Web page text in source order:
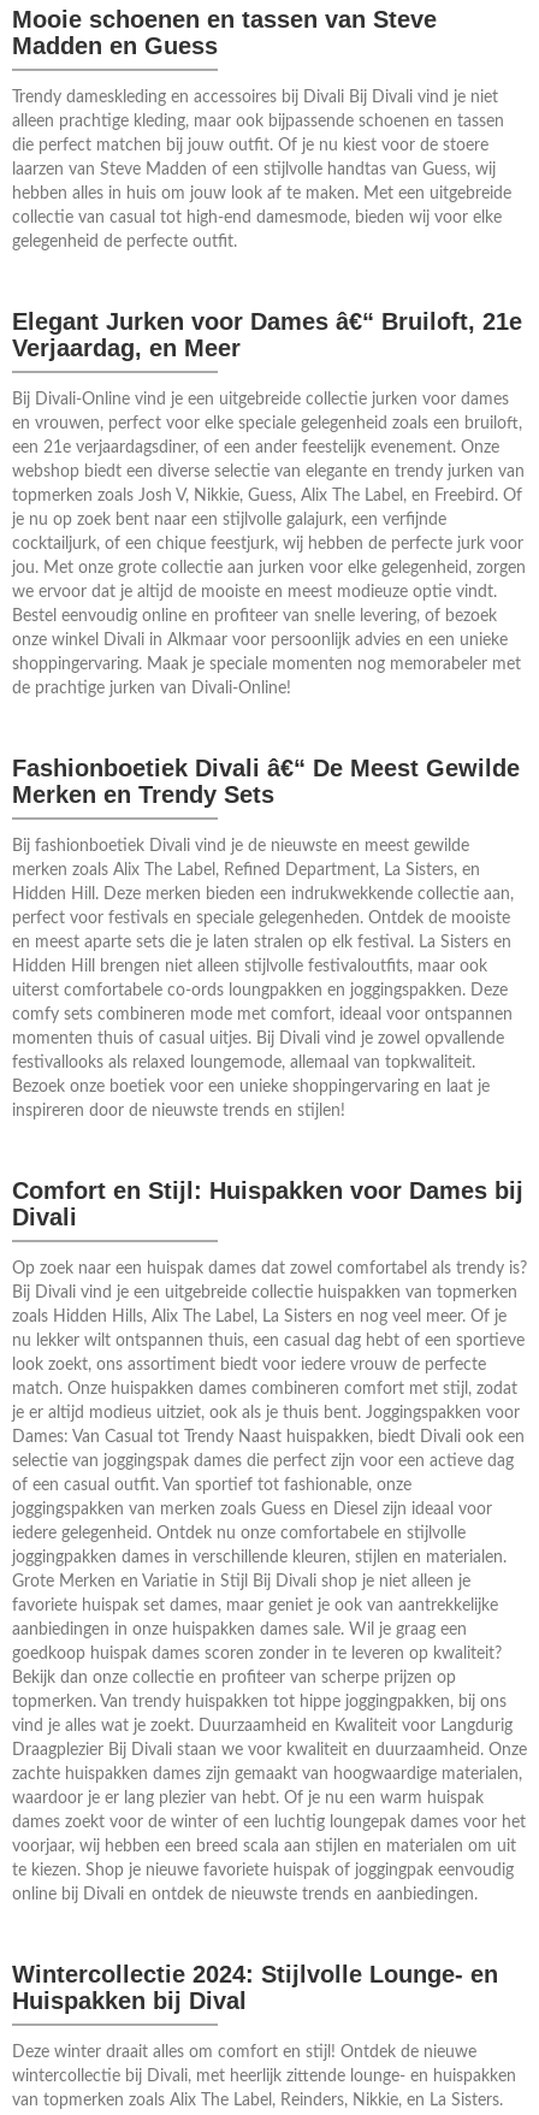
Mooie schoenen en tassen van Steve
Madden en Guess
Trendy dameskleding en accessoires bij Divali Bij Divali vind je niet
alleen prachtige kleding, maar ook bijpassende schoenen en tassen
die perfect matchen bij jouw outfit. Of je nu kiest voor de stoere
laarzen van Steve Madden of een stijlvolle handtas van Guess, wij
hebben alles in huis om jouw look af te maken. Met een uitgebreide
collectie van casual tot high-end damesmode, bieden wij voor elke
gelegenheid de perfecte outfit.
Elegant Jurken voor Dames â€“ Bruiloft, 21e
Verjaardag, en Meer
Bij Divali-Online vind je een uitgebreide collectie jurken voor dames
en vrouwen, perfect voor elke speciale gelegenheid zoals een bruiloft,
een 21e verjaardagsdiner, of een ander feestelijk evenement. Onze
webshop biedt een diverse selectie van elegante en trendy jurken van
topmerken zoals Josh V, Nikkie, Guess, Alix The Label, en Freebird. Of
je nu op zoek bent naar een stijlvolle galajurk, een verfijnde
cocktailjurk, of een chique feestjurk, wij hebben de perfecte jurk voor
jou. Met onze grote collectie aan jurken voor elke gelegenheid, zorgen
we ervoor dat je altijd de mooiste en meest modieuze optie vindt.
Bestel eenvoudig online en profiteer van snelle levering, of bezoek
onze winkel Divali in Alkmaar voor persoonlijk advies en een unieke
shoppingervaring. Maak je speciale momenten nog memorabeler met
de prachtige jurken van Divali-Online!
Fashionboetiek Divali â€“ De Meest Gewilde
Merken en Trendy Sets
Bij fashionboetiek Divali vind je de nieuwste en meest gewilde
merken zoals Alix The Label, Refined Department, La Sisters, en
Hidden Hill. Deze merken bieden een indrukwekkende collectie aan,
perfect voor festivals en speciale gelegenheden. Ontdek de mooiste
en meest aparte sets die je laten stralen op elk festival. La Sisters en
Hidden Hill brengen niet alleen stijlvolle festivaloutfits, maar ook
uiterst comfortabele co-ords loungpakken en joggingspakken. Deze
comfy sets combineren mode met comfort, ideaal voor ontspannen
momenten thuis of casual uitjes. Bij Divali vind je zowel opvallende
festivallooks als relaxed loungemode, allemaal van topkwaliteit.
Bezoek onze boetiek voor een unieke shoppingervaring en laat je
inspireren door de nieuwste trends en stijlen!
Comfort en Stijl: Huispakken voor Dames bij
Divali
Op zoek naar een huispak dames dat zowel comfortabel als trendy is?
Bij Divali vind je een uitgebreide collectie huispakken van topmerken
zoals Hidden Hills, Alix The Label, La Sisters en nog veel meer. Of je
nu lekker wilt ontspannen thuis, een casual dag hebt of een sportieve
look zoekt, ons assortiment biedt voor iedere vrouw de perfecte
match. Onze huispakken dames combineren comfort met stijl, zodat
je er altijd modieus uitziet, ook als je thuis bent. Joggingspakken voor
Dames: Van Casual tot Trendy Naast huispakken, biedt Divali ook een
selectie van joggingspak dames die perfect zijn voor een actieve dag
of een casual outfit. Van sportief tot fashionable, onze
joggingspakken van merken zoals Guess en Diesel zijn ideaal voor
iedere gelegenheid. Ontdek nu onze comfortabele en stijlvolle
joggingpakken dames in verschillende kleuren, stijlen en materialen.
Grote Merken en Variatie in Stijl Bij Divali shop je niet alleen je
favoriete huispak set dames, maar geniet je ook van aantrekkelijke
aanbiedingen in onze huispakken dames sale. Wil je graag een
goedkoop huispak dames scoren zonder in te leveren op kwaliteit?
Bekijk dan onze collectie en profiteer van scherpe prijzen op
topmerken. Van trendy huispakken tot hippe joggingpakken, bij ons
vind je alles wat je zoekt. Duurzaamheid en Kwaliteit voor Langdurig
Draagplezier Bij Divali staan we voor kwaliteit en duurzaamheid. Onze
zachte huispakken dames zijn gemaakt van hoogwaardige materialen,
waardoor je er lang plezier van hebt. Of je nu een warm huispak
dames zoekt voor de winter of een luchtig loungepak dames voor het
voorjaar, wij hebben een breed scala aan stijlen en materialen om uit
te kiezen. Shop je nieuwe favoriete huispak of joggingpak eenvoudig
online bij Divali en ontdek de nieuwste trends en aanbiedingen.
Wintercollectie 2024: Stijlvolle Lounge- en
Huispakken bij Dival
Deze winter draait alles om comfort en stijl! Ontdek de nieuwe
wintercollectie bij Divali, met heerlijk zittende lounge- en huispakken
van topmerken zoals Alix The Label, Reinders, Nikkie, en La Sisters.